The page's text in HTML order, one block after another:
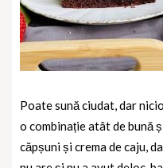
Poate sună ciudat, dar
o combinație atât de bună
căpșuni și crema de caju,